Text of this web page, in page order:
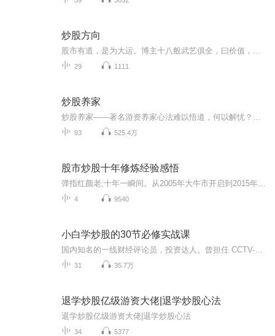
炒股方向
29 1111
炒股养家
93 525.4万
股市炒股十年修炼经验感悟
4 9540
小白学炒股的30节必修实战课
31 35.7万
退学炒股亿级游资大佬|退学炒股心法
退学炒股亿级游资大佬|退学炒股心法
34 5377